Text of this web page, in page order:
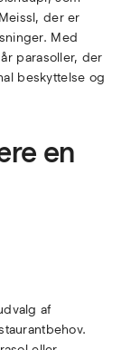
der er
Med
parasoller, der
beskyttelse og
en
af